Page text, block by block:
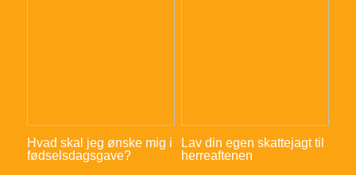
Hvad skal jeg ønske mig i
fødselsdagsgave?
Lav din egen skattejagt til
herreaftenen